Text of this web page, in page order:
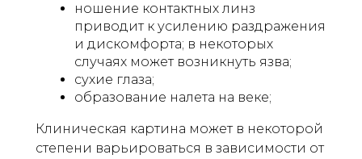
ношение контактных линз
приводит к усилению раздражения
и дискомфорта; в некоторых
случаях может возникнуть язва;
сухие глаза;
образование налета на веке;
Клиническая картина может в некоторой
степени варьироваться в зависимости от